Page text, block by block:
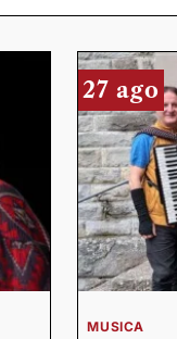
27 ago
MUSICA